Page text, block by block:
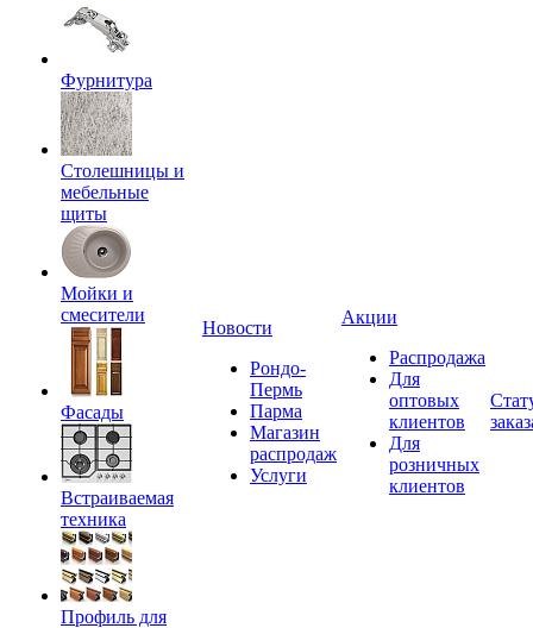
Фурнитура
Столешницы и
мебельные
щиты
Мойки и
смесители
Фасады
Встраиваемая
техника
Профиль для
Новости
Рондо-
Пермь
Парма
Магазин
распродаж
Услуги
Акции
Распродажа
Для
оптовых
клиентов
Для
розничных
клиентов